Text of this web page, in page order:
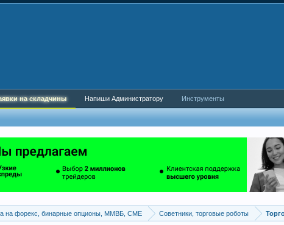
на форекс, бинарные опционы, ММВБ, CME Советники, торговые роботы
на складчины Напиши Администратору Инструменты